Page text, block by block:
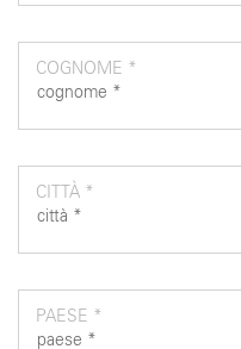
COGNOME *
CITTÀ *
PAESE *